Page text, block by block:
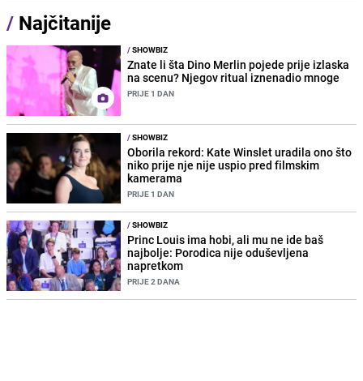
/ Najčitanije
/SHOWBIZ
Znate li šta Dino Merlin pojede prije izlaska
na scenu? Njegov ritual iznenadio mnoge
PRIJE 1 DAN
/SHOWBIZ
Oborila rekord: Kate Winslet uradila ono što
niko prije nje nije uspio pred filmskim
kamerama
PRIJE 1 DAN
/SHOWBIZ
Princ Louis ima hobi, ali mu ne ide baš
najbolje: Porodica nije oduševljena
napretkom
PRIJE 2 DANA